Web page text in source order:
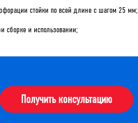
стойки по всей длине с шагом 25 мм;
сборке и использовании;
Получить консультацию